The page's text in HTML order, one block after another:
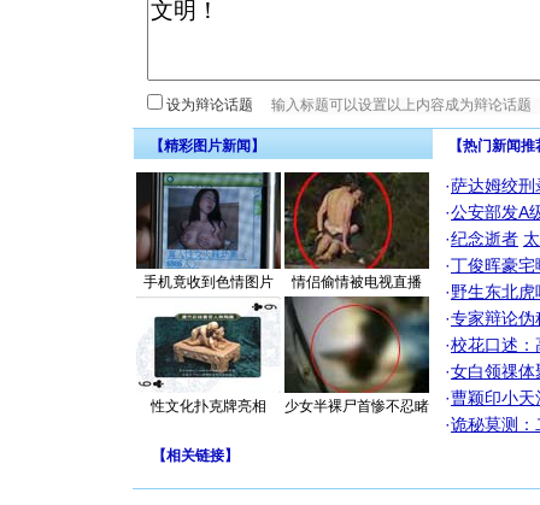
设为辩论话题
【精彩图片新闻】
手机竟收到色情图片 情侣偷情被电视直播
性文化扑克牌亮相 少女半裸尸首惨不忍睹
【热门新闻
·萨达姆绞刑
·公安部发A
·纪念逝者
·丁俊晖豪
·野生东北
·专家辩论伪
·校花口述：
·女白领祼体
·曹颖印小天
·诡秘莫测：
【相关链接】